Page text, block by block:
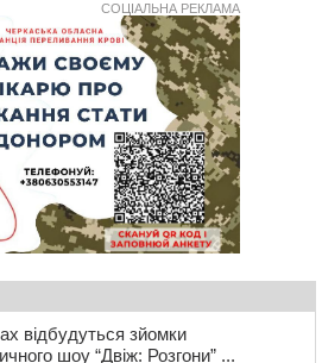
для пенсії: як його докупити та що
низку недоліків у гуртожитку, де
врятували рідкісного чорного грифа
близько 20 млн грн на роботу
до кінця року
переданих іноземцем
і дві педагогині з області
Global Teacher Prize Ukraine 2026
СОЦІАЛЬНА РЕКЛАМА
відбудуться зйомки
шоу “Двіж: Розгони” ...